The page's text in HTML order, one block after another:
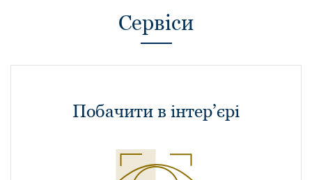
Сервіси
Побачити в інтер’єрі